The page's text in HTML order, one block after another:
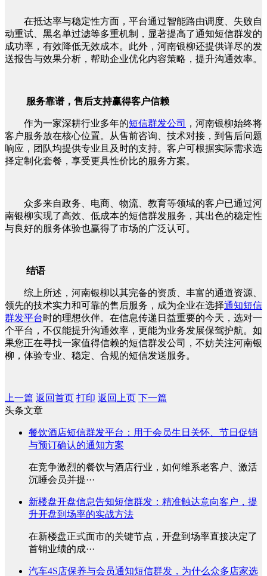
在抵达率与稳定性方面，平台通过智能路由调度、失败自
动重试、黑名单过滤等多重机制，显著提高了通知短信群发的
成功率，有效降低无效成本。此外，河南银柳还提供详尽的发
送报告与效果分析，帮助企业优化内容策略，提升沟通效率。
服务靠谱，售后支持赢得客户信赖
作为一家深耕行业多年的短信群发公司
，河南银柳始终将
客户服务放在核心位置。从售前咨询、技术对接，到售后问题
响应，团队均提供专业且及时的支持。客户可根据实际需求选
择定制化套餐，享受更具性价比的服务方案。
众多来自政务、电商、物流、教育等领域的客户已通过河
南银柳实现了高效、低成本的短信群发服务，其出色的稳定性
与良好的服务体验也赢得了市场的广泛认可。
结语
综上所述，河南银柳以其完备的资质、丰富的通道资源、
领先的技术实力和可靠的售后服务，成为企业在选择通知短信
群发平台时的理想伙伴。在信息传递日益重要的今天，选对一
个平台，不仅能提升沟通效率，更能为业务发展保驾护航。如
果您正在寻找一家值得信赖的短信群发公司，不妨关注河南银
柳，体验专业、稳定、合规的短信发送服务。
上一篇 返回首页 打印 返回上页 下一篇
头条文章
餐饮酒店短信群发平台：用于会员生日关怀、节日促销
与预订确认的通知方案
在竞争激烈的餐饮与酒店行业，如何维系老客户、激活
沉睡会员并提···
新楼盘开盘信息告知短信群发：精准触达意向客户，提
升开盘到场率的实战方法
在新楼盘正式面市的关键节点，开盘到场率直接决定了
首销业绩的成···
汽车4S店保养与会员通知短信群发，为什么众多店家选